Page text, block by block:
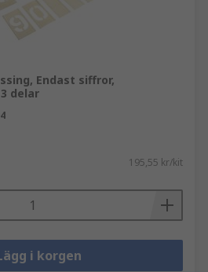
Endast siffror,
delar
195,55 kr/kit
i korgen